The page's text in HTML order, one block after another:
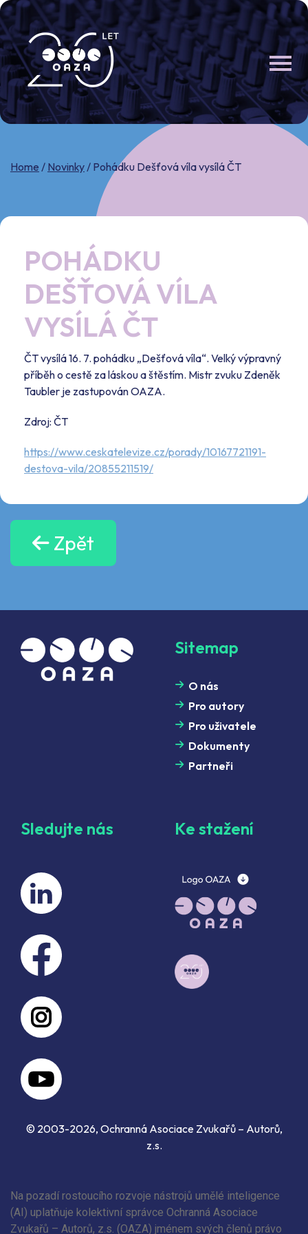
Skip
to
content
Home / Novinky/ Pohádku Dešťová víla vysílá ČT
POHÁDKU
DEŠŤOVÁ VÍLA
VYSÍLÁ ČT
ČT vysílá 16. 7. pohádku „Dešťová víla“. Velký výpravný
příběh o cestě za láskou a štěstím. Mistr zvuku Zdeněk
Taubler je zastupován OAZA.
Zdroj: ČT
https://www.ceskatelevize.cz/porady/10167721191-
destova-vila/20855211519/
Zpět
Sitemap
O nás
Pro autory
Pro uživatele
Dokumenty
Partneři
Sledujte nás Ke stažení
© 2003-2026, Ochranná Asociace Zvukařů – Autorů,
z.s.
Na pozadí rostoucího rozvoje nástrojů umělé inteligence
(AI) uplatňuje kolektivní správce Ochranná Asociace
Zvukařů – Autorů, z.s. (OAZA) jménem svých členů právo